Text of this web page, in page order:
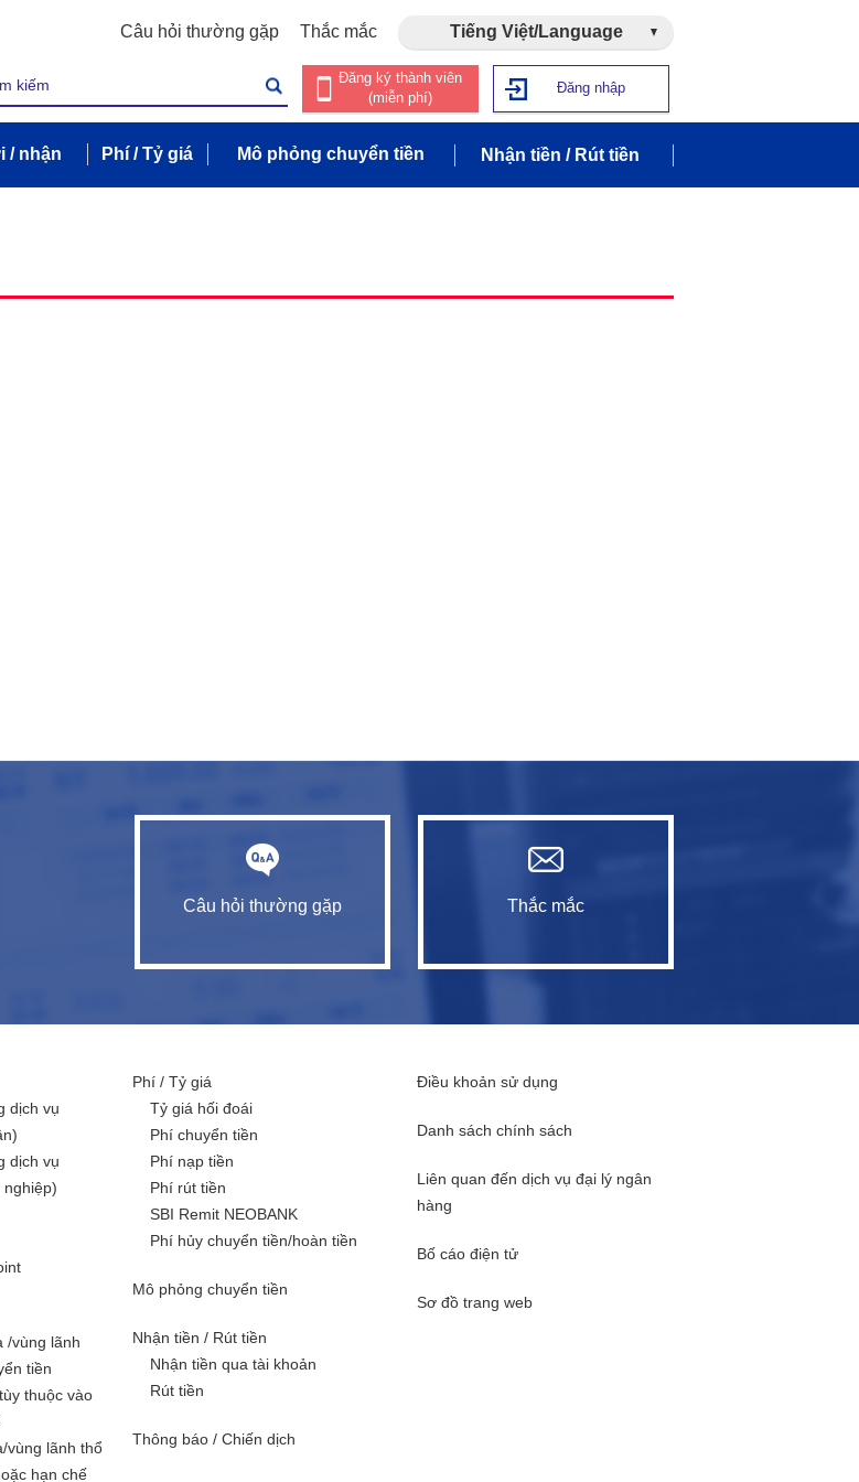
Câu hỏi thường gặp Thắc mắc Tiếng Việt/Language
Đăng ký thành viên
(miễn phí)
Đăng nhập
/ nhận Phí / Tỷ giá Mô phỏng chuyển tiền Nhận tiền / Rút tiền
Câu hỏi thường gặp Thắc mắc
dịch vụ
dịch vụ
nghiệp)
/vùng lãnh
tiền
thuộc vào
vùng lãnh thổ
hạn chế
Phí / Tỷ giá
Tỷ giá hối đoái
Phí chuyển tiền
Phí nạp tiền
Phí rút tiền
SBI Remit NEOBANK
Phí hủy chuyển tiền/hoàn tiền
Mô phỏng chuyển tiền
Nhận tiền / Rút tiền
Nhận tiền qua tài khoản
Rút tiền
Thông báo / Chiến dịch
Điều khoản sử dụng
Danh sách chính sách
Liên quan đến dịch vụ đại lý ngân
hàng
Bố cáo điện tử
Sơ đồ trang web